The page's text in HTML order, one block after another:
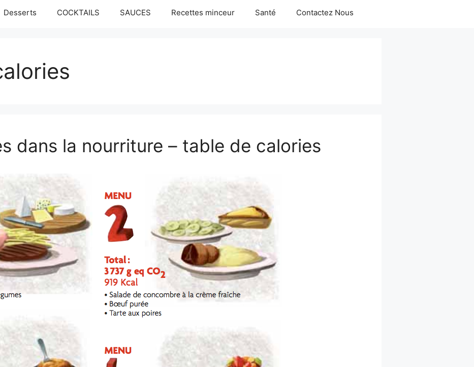
Desserts COCKTAILS SAUCES Recettes minceur Santé Contactez Nous
dans la nourriture – table de calories